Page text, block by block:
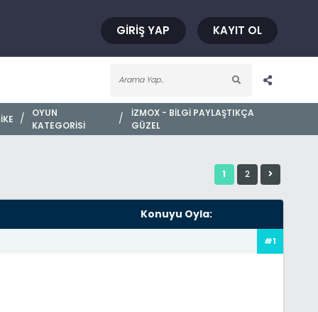
GIRIŞ YAP KAYIT OL
İZMOX - BILGI PAYLAŞTIKÇA
GÜZEL
/
OYUN
KATEGORISI
/
1 2
Konuyu Oyla:
#1